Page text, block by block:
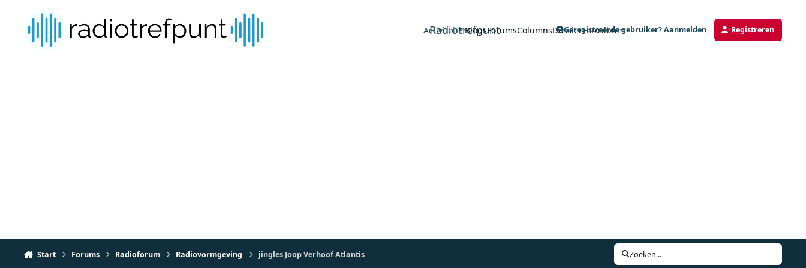
Radiotrefpunt
Activiteit BlogsForumsColumnsDossierFotoalbum
Geregistreerde gebruiker? Aanmelden Registreren
Start Forums Radioforum Radiovormgeving jingles Joop Verhoof Atlantis Zoeken...